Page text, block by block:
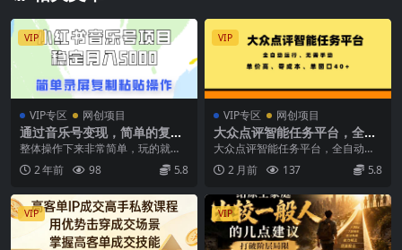
VIP
VIP专区 网创项目
通过音乐号变现，简单的复制
粘贴操作，实现每月5000元以
上的稳定收入
整体操作下来非常简单，玩的就是
信息差！ 这个赛道在小红书里是极
为小众的，做的人不...
2 年前 98 5.8
VIP
VIP专区 网创项目
大众点评智能任务平台，全自
动运行、无需手动，单价高、
零成本、单窗口40+【揭秘】
大众点评智能任务平台，全自动运
行、无需手动，单价高、零成本、
单窗口40+【揭秘】...
2 月前 137 5.8
VIP VIP